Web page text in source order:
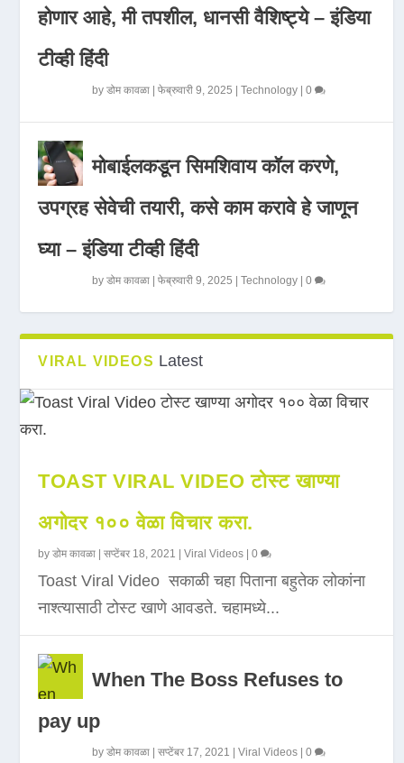
होणार आहे, मी तपशील, धानसी वैशिष्ट्ये – इंडिया
टीव्ही हिंदी
byडोम कावळा |फेब्रुवारी 9, 2025 |Technology |0
मोबाईलकडून सिमशिवाय कॉल करणे,
उपग्रह सेवेची तयारी, कसे काम करावे हे जाणून
घ्या – इंडिया टीव्ही हिंदी
byडोम कावळा |फेब्रुवारी 9, 2025 |Technology |0
VIRAL VIDEOS Latest
TOAST VIRAL VIDEO टोस्ट खाण्या
अगोदर १०० वेळा विचार करा.
byडोम कावळा |सप्टेंबर 18, 2021 |Viral Videos |0
Toast Viral Video सकाळी चहा पिताना बहुतेक लोकांना
नाश्त्यासाठी टोस्ट खाणे आवडते. चहामध्ये...
When The Boss Refuses to
pay up
byडोम कावळा |सप्टेंबर 17, 2021 |Viral Videos |0